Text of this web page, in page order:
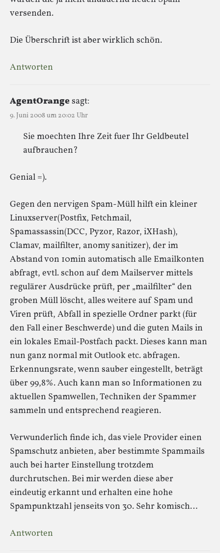
versenden.
Die Überschrift ist aber wirklich schön.
Antworten
AgentOrangesagt:
9. Juni 2008 um 20:02 Uhr
Sie moechten Ihre Zeit fuer Ihr Geldbeutel
aufbrauchen?
Genial =).
Gegen den nervigen Spam-Müll hilft ein kleiner
Linuxserver(Postfix, Fetchmail,
Spamassassin(DCC, Pyzor, Razor, iXHash),
Clamav, mailfilter, anomy sanitizer), der im
Abstand von 10min automatisch alle Emailkonten
abfragt, evtl. schon auf dem Mailserver mittels
regulärer Ausdrücke prüft, per „mailfilter“ den
groben Müll löscht, alles weitere auf Spam und
Viren prüft, Abfall in spezielle Ordner parkt (für
den Fall einer Beschwerde) und die guten Mails in
ein lokales Email-Postfach packt. Dieses kann man
nun ganz normal mit Outlook etc. abfragen.
Erkennungsrate, wenn sauber eingestellt, beträgt
über 99,8%. Auch kann man so Informationen zu
aktuellen Spamwellen, Techniken der Spammer
sammeln und entsprechend reagieren.
Verwunderlich finde ich, das viele Provider einen
Spamschutz anbieten, aber bestimmte Spammails
auch bei harter Einstellung trotzdem
durchrutschen. Bei mir werden diese aber
eindeutig erkannt und erhalten eine hohe
Spampunktzahl jenseits von 30. Sehr komisch…
Antworten